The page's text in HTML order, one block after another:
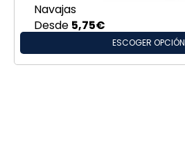
Navajas
Desde 5,75€
ESCOGER OPCIÓN